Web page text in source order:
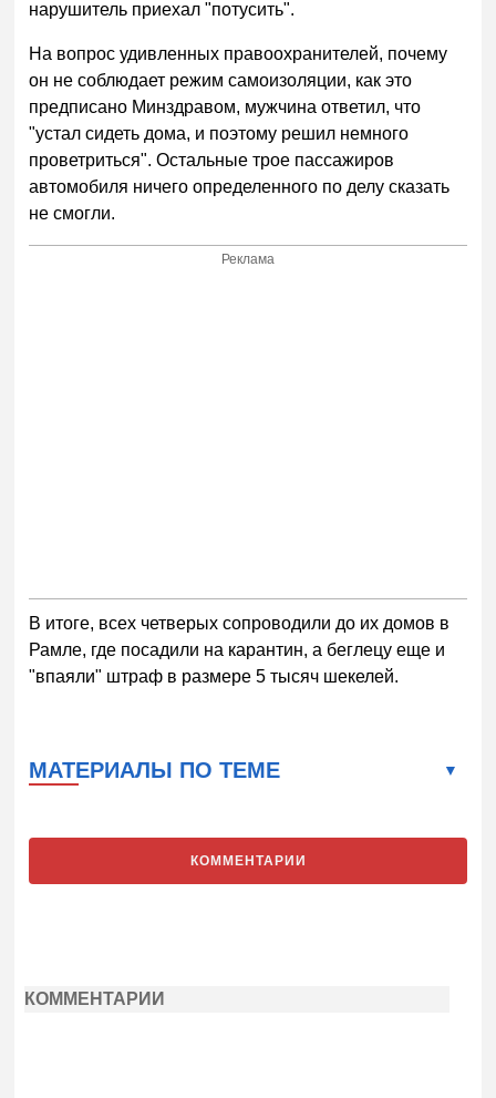
нарушитель приехал "потусить".
На вопрос удивленных правоохранителей, почему
он не соблюдает режим самоизоляции, как это
предписано Минздравом, мужчина ответил, что
"устал сидеть дома, и поэтому решил немного
проветриться". Остальные трое пассажиров
автомобиля ничего определенного по делу сказать
не смогли.
Реклама
В итоге, всех четверых сопроводили до их домов в
Рамле, где посадили на карантин, а беглецу еще и
"впаяли" штраф в размере 5 тысяч шекелей.
МАТЕРИАЛЫ ПО ТЕМЕ
КОММЕНТАРИИ
КОММЕНТАРИИ